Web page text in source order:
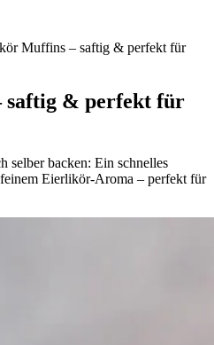
Muffins – saftig & perfekt für
& perfekt für
selber backen: Ein schnelles
Eierlikör-Aroma – perfekt für